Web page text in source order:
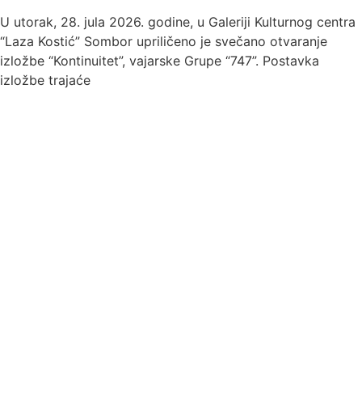
U utorak, 28. jula 2026. godine, u Galeriji Kulturnog centra
“Laza Kostić” Sombor upriličeno je svečano otvaranje
izložbe “Kontinuitet”, vajarske Grupe “747”. Postavka
izložbe trajaće